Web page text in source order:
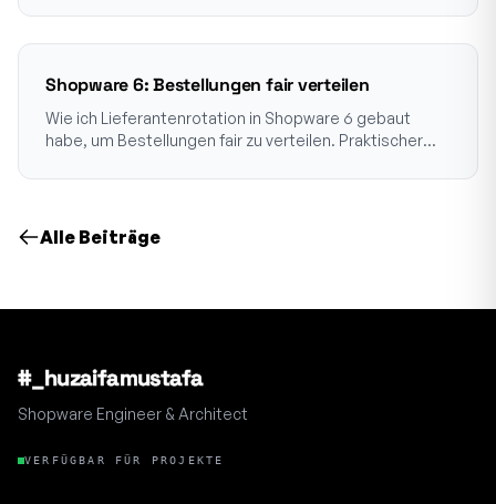
Shopware 6: Bestellungen fair verteilen
Wie ich Lieferantenrotation in Shopware 6 gebaut
habe, um Bestellungen fair zu verteilen. Praktischer
Alle Beiträge
#_huzaifamustafa
Shopware Engineer & Architect
VERFÜGBAR FÜR PROJEKTE